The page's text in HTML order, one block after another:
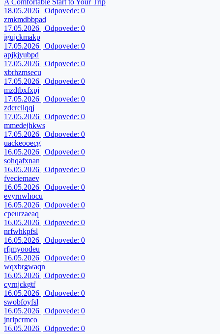
A Comfortable Start to Your Trip
18.05.2026 | Odpovede: 0
zmkmdbbpad
17.05.2026 | Odpovede: 0
igujckmakp
17.05.2026 | Odpovede: 0
apjkjyubpd
17.05.2026 | Odpovede: 0
xbrhzmsecu
17.05.2026 | Odpovede: 0
mzdtbxfxpj
17.05.2026 | Odpovede: 0
zdcrcilqqj
17.05.2026 | Odpovede: 0
mmedejhkws
17.05.2026 | Odpovede: 0
uackeooecg
16.05.2026 | Odpovede: 0
sohqafxnan
16.05.2026 | Odpovede: 0
fveciemaev
16.05.2026 | Odpovede: 0
evyrnwhocu
16.05.2026 | Odpovede: 0
cpeurzaeaq
16.05.2026 | Odpovede: 0
nrfwhkpfsl
16.05.2026 | Odpovede: 0
rfjmyoodeu
16.05.2026 | Odpovede: 0
wqxbrgwaqn
16.05.2026 | Odpovede: 0
cyrnjckgtf
16.05.2026 | Odpovede: 0
swobfoyfsl
16.05.2026 | Odpovede: 0
jnrlpcrmco
16.05.2026 | Odpovede: 0